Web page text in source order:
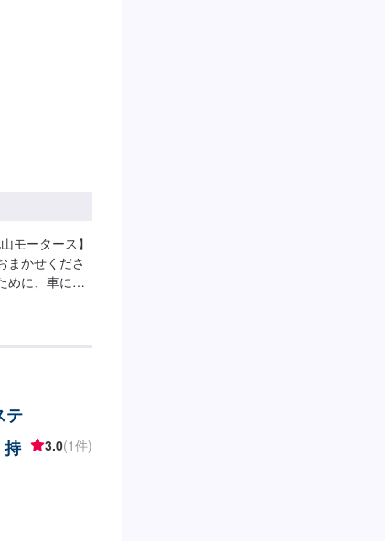
モータース】
まかせくださ
めに、車に関
て-----納期は
後する場合が
、受付方法---
は事務所前
ッフへ「メン
ます。【定休
時間：
テ
持
3.0(1件)